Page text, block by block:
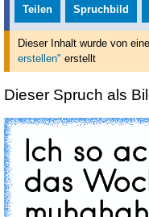
Teilen
Spruchbild
Dieser Inhalt wurde von
erstellen" erstellt
Dieser Spruch als